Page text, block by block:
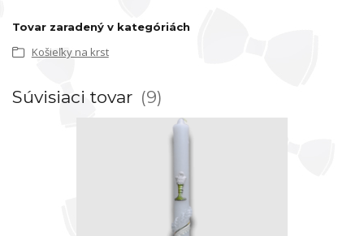
Tovar zaradený v kategóriách
Košieľky na krst
Súvisiaci tovar 9